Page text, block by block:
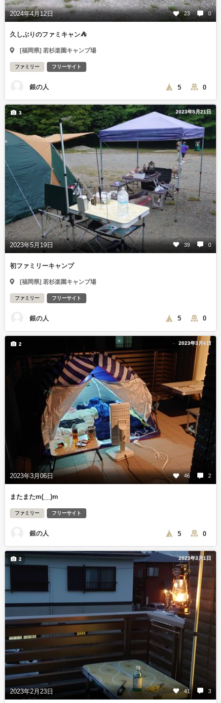
2024年4月12日 23 0
久しぶりのファミキャン⛺
[福岡県] 若杉楽園キャンプ場
ファミリー フリーサイト
銀の人 5 0
2023年5月21日
2023年5月19日 39 0
3
初ファミリーキャンプ
[福岡県] 若杉楽園キャンプ場
ファミリー フリーサイト
銀の人 5 0
2023年3月6日
2023年3月06日 46 2
2
またまたm(__)m
ファミリー フリーサイト
銀の人 5 0
2023年3月1日
2023年2月23日 41 3
2